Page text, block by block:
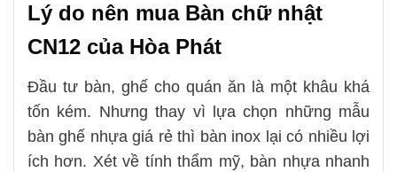
Lý do nên mua Bàn chữ nhật
CN12 của Hòa Phát
Đầu tư bàn, ghế cho quán ăn là một khâu khá
tốn kém. Nhưng thay vì lựa chọn những mẫu
bàn ghế nhựa giá rẻ thì bàn inox lại có nhiều lợi
ích hơn. Xét về tính thẩm mỹ, bàn nhựa nhanh